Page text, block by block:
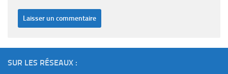
SUR LES RÉSEAUX :